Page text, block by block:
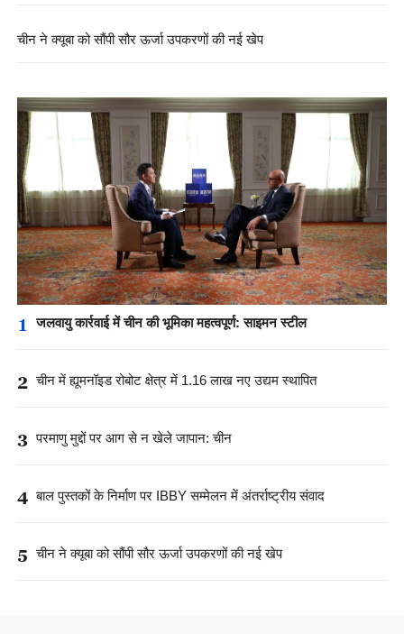
चीन ने क्यूबा को सौंपी सौर ऊर्जा उपकरणों की नई खेप
1 जलवायु कार्रवाई में चीन की भूमिका महत्वपूर्ण: साइमन स्टील
2 चीन में ह्यूमनॉइड रोबोट क्षेत्र में 1.16 लाख नए उद्यम स्थापित
3 परमाणु मुद्दों पर आग से न खेले जापान: चीन
4 बाल पुस्तकों के निर्माण पर IBBY सम्मेलन में अंतर्राष्ट्रीय संवाद
5 चीन ने क्यूबा को सौंपी सौर ऊर्जा उपकरणों की नई खेप